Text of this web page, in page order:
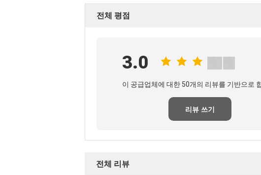
전체 평점
3.0
이 공급업체에 대한 50개의 리뷰를 기반으로
리뷰 쓰기
전체 리뷰